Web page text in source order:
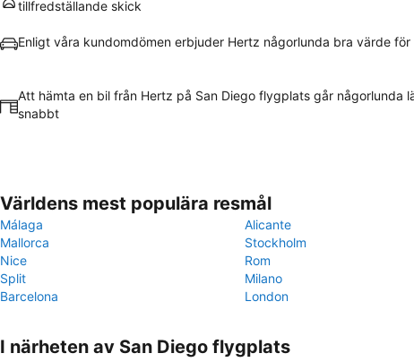
tillfredställande skick
Enligt våra kundomdömen erbjuder Hertz någorlunda bra värde för
Att hämta en bil från Hertz på San Diego flygplats går någorlunda
snabbt
Världens mest populära resmål
Málaga
Alicante
Mallorca
Stockholm
Nice
Rom
Split
Milano
Barcelona
London
I närheten av San Diego flygplats